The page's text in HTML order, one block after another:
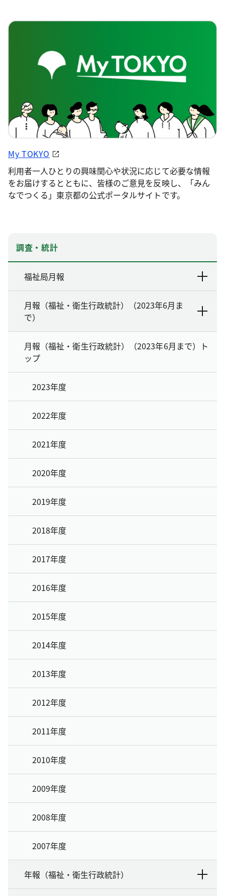
My TOKYO
利用者一人ひとりの興味関心や状況に応じて必要な情報
をお届けするとともに、皆様のご意見を反映し、「みん
なでつくる」東京都の公式ポータルサイトです。
調査・統計
福祉局月報
月報（福祉・衛生行政統計）（2023年6月ま
で）
月報（福祉・衛生行政統計）（2023年6月まで）ト
ップ
2023年度
2022年度
2021年度
2020年度
2019年度
2018年度
2017年度
2016年度
2015年度
2014年度
2013年度
2012年度
2011年度
2010年度
2009年度
2008年度
2007年度
年報（福祉・衛生行政統計）